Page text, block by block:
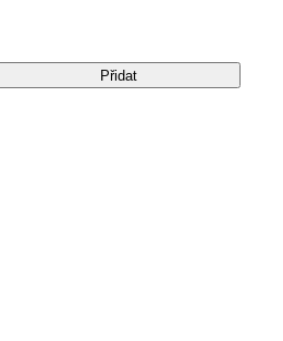
Přidat